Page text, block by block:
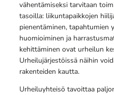
vähentämiseksi tarvitaan
tasoilla: liikuntapaikkojen
pienentäminen, tapahtumien
huomioiminen ja
kehittäminen ovat urheilun
Urheilujärjestöissä näihin
rakenteiden kautta.
Urheiluyhteisö tavoittaa